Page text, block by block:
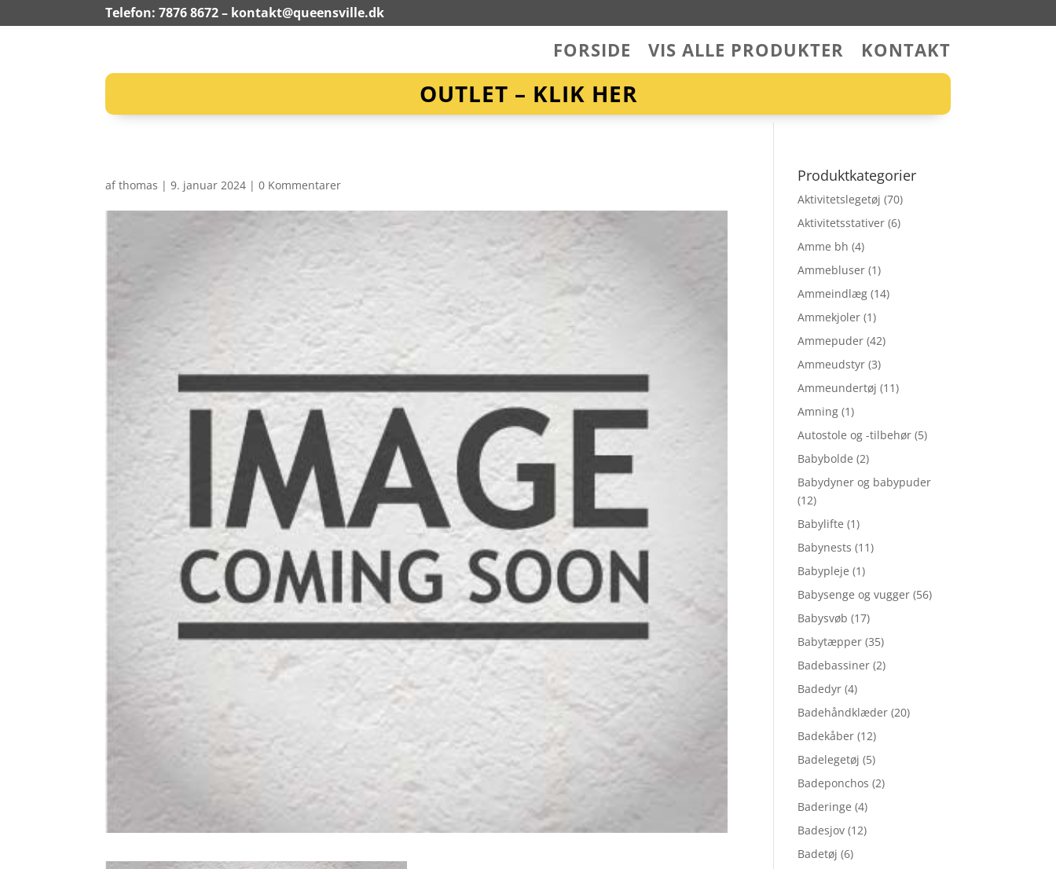
Telefon: 7876 8672 – kontakt@queensville.dk
FORSIDE VIS ALLE PRODUKTER KONTAKT
OUTLET – KLIK HER
afthomas |9. januar 2024 |0 Kommentarer
Produktkategorier
Aktivitetslegetøj (70)
Aktivitetsstativer (6)
Amme bh (4)
Ammebluser (1)
Ammeindlæg (14)
Ammekjoler (1)
Ammepuder (42)
Ammeudstyr (3)
Ammeundertøj (11)
Amning (1)
Autostole og -tilbehør (5)
Babybolde (2)
Babydyner og babypuder
(12)
Babylifte (1)
Babynests (11)
Babypleje (1)
Babysenge og vugger (56)
Babysvøb (17)
Babytæpper (35)
Badebassiner (2)
Badedyr (4)
Badehåndklæder (20)
Badekåber (12)
Badelegetøj (5)
Badeponchos (2)
Baderinge (4)
Badesjov (12)
Badetøj (6)